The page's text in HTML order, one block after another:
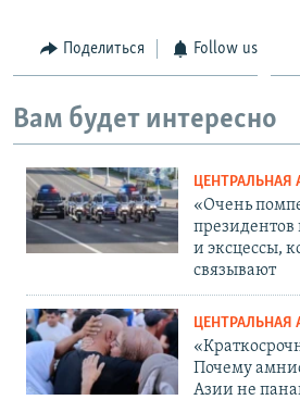
Поделиться Follow us
Вам будет интересно
ЦЕНТРАЛЬНАЯ
«Очень
президентов
и эксцессы,
связывают
ЦЕНТРАЛЬНАЯ
Почему
Азии не